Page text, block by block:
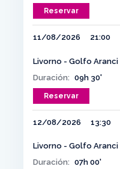
Reservar
11/08/2026 21:00
Livorno - Golfo Aranci
Duración: 09h 30'
Reservar
12/08/2026 13:30
Livorno - Golfo Aranci
Duración: 07h 00'